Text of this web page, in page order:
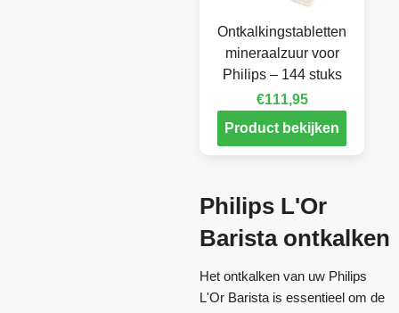
Ontkalkingstabletten
mineraalzuur voor
Philips – 144 stuks
€111,95
Product bekijken
Philips L'Or
Barista ontkalken
Het ontkalken van uw Philips
L'Or Barista is essentieel om de